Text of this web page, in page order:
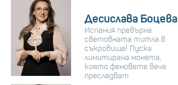
Десислава Боцева
Испания превърна
световната титла в
съкровище! Пуска
лимитирана монета,
която феновете вече
преследват